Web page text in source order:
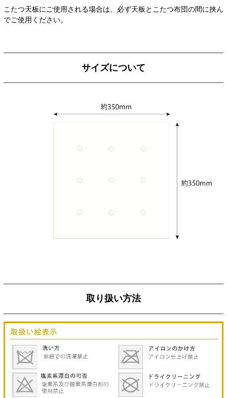
こたつ天板にご使用される場合は、必ず天板とこたつ布団の間に挟ん
でご使用ください。
サイズについて
取り扱い方法